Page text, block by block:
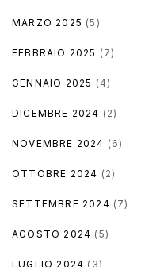
MARZO 2025 (5)
FEBBRAIO 2025 (7)
GENNAIO 2025 (4)
DICEMBRE 2024 (2)
NOVEMBRE 2024 (6)
OTTOBRE 2024 (2)
SETTEMBRE 2024 (7)
AGOSTO 2024 (5)
LUGLIO 2024 (3)